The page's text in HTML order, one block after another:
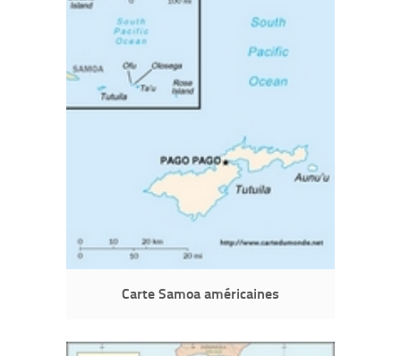
Carte Samoa américaines